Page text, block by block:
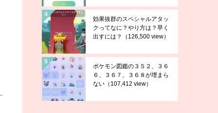
効果抜群のスペシャルアタッ
クってなに？やり方は？早く
出すには？
（126,500 view）
ポケモン図鑑の３５２、３６
６、３６７、３６８が埋まら
ない （107,412 view）